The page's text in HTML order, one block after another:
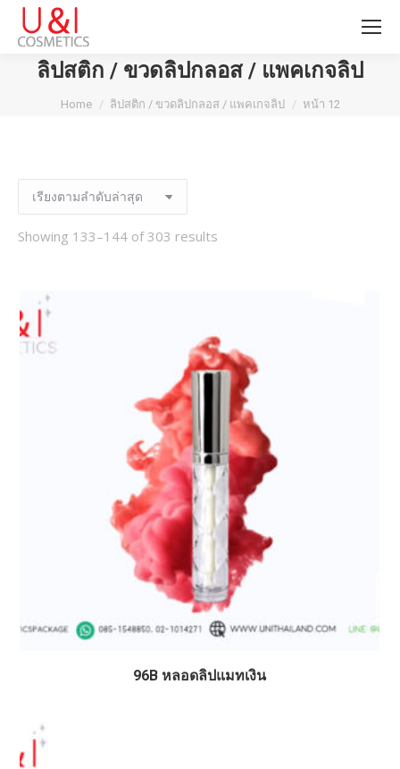
ลิปสติก / ขวดลิปกลอส / แพคเกจลิป
You are here:
Home ลิปสติก / ขวดลิปกลอส / แพคเกจลิป หน้า 12
Showing 133–144 of 303 results
96B หลอดลิปแมทเงิน